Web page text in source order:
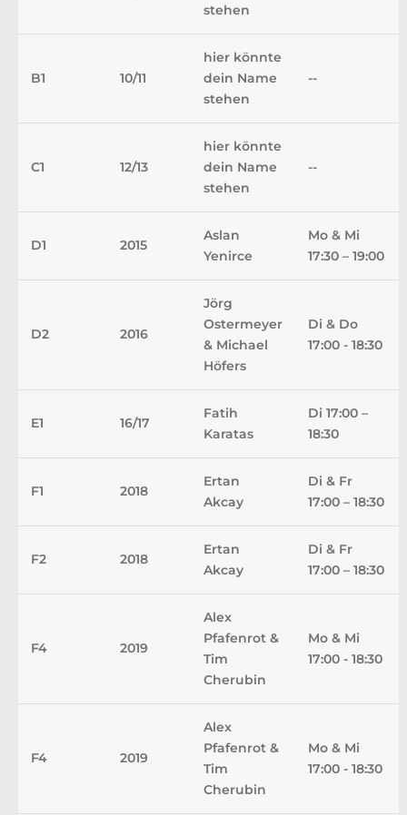
stehen
B1 10/11
hier könnte
dein Name
stehen
--
C1 12/13
hier könnte
dein Name
stehen
--
D1 2015
Aslan
Yenirce
Mo & Mi
17:30 – 19:00
D2 2016
Jörg
Ostermeyer
& Michael
Höfers
Di & Do
17:00 - 18:30
E1 16/17
Fatih
Karatas
Di 17:00 –
18:30
F1 2018
Ertan
Akcay
Di & Fr
17:00 – 18:30
F2 2018
Ertan
Akcay
Di & Fr
17:00 – 18:30
F4 2019
Alex
Pfafenrot &
Tim
Cherubin
Mo & Mi
17:00 - 18:30
F4 2019
Alex
Pfafenrot &
Tim
Cherubin
Mo & Mi
17:00 - 18:30